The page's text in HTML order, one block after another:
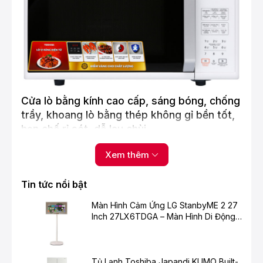
Cửa lò bằng kính cao cấp, sáng bóng, chống
trầy, khoang lò bằng thép không gỉ bền tốt,
hạn chế rỉ sét, dễ lau chùi
Xem thêm
Tin tức nổi bật
Màn Hình Cảm Ứng LG StanbyME 2 27
Inch 27LX6TDGA – Màn Hình Di Động